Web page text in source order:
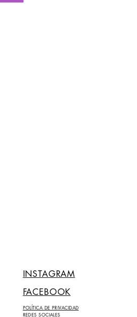
INSTAGRAM
FACEBOOK
POLÍTICA DE PRIVACIDAD
REDES SOCIALES